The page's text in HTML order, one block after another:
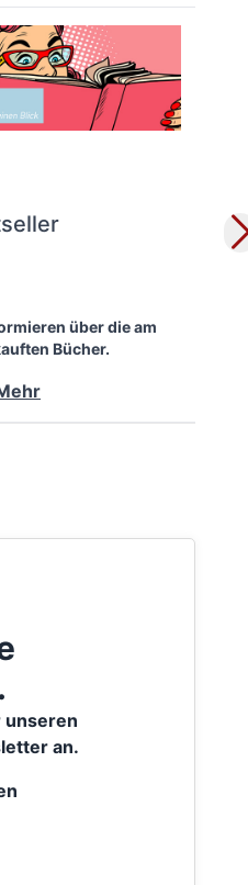
über die am
Bücher.
unseren
an.